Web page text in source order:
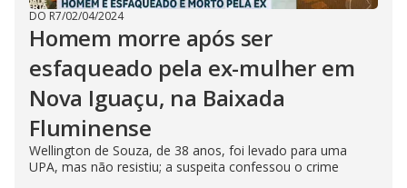
DO R7/02/04/2024
Homem morre após ser
esfaqueado pela ex-mulher em
Nova Iguaçu, na Baixada
Fluminense
Wellington de Souza, de 38 anos, foi levado para uma
UPA, mas não resistiu; a suspeita confessou o crime